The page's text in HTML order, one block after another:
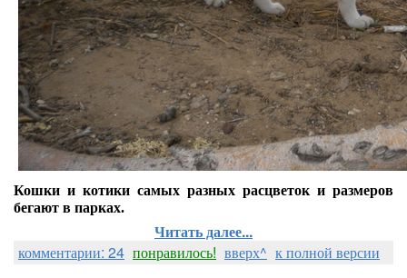
Кошки и котики самых разных расцветок и размеров
бегают в парках.
Читать далее...
комментарии: 24 понравилось! вверх^ к полной версии